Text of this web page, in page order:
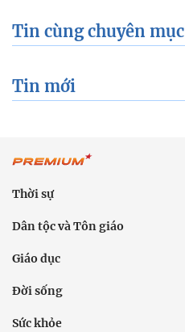
Tin cùng chuyên mục
Tin mới
Thời sự
Dân tộc và Tôn giáo
Giáo dục
Đời sống
Sức khỏe